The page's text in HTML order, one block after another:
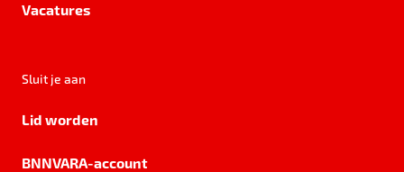
Vacatures
Sluit je aan
Lid worden
BNNVARA-account